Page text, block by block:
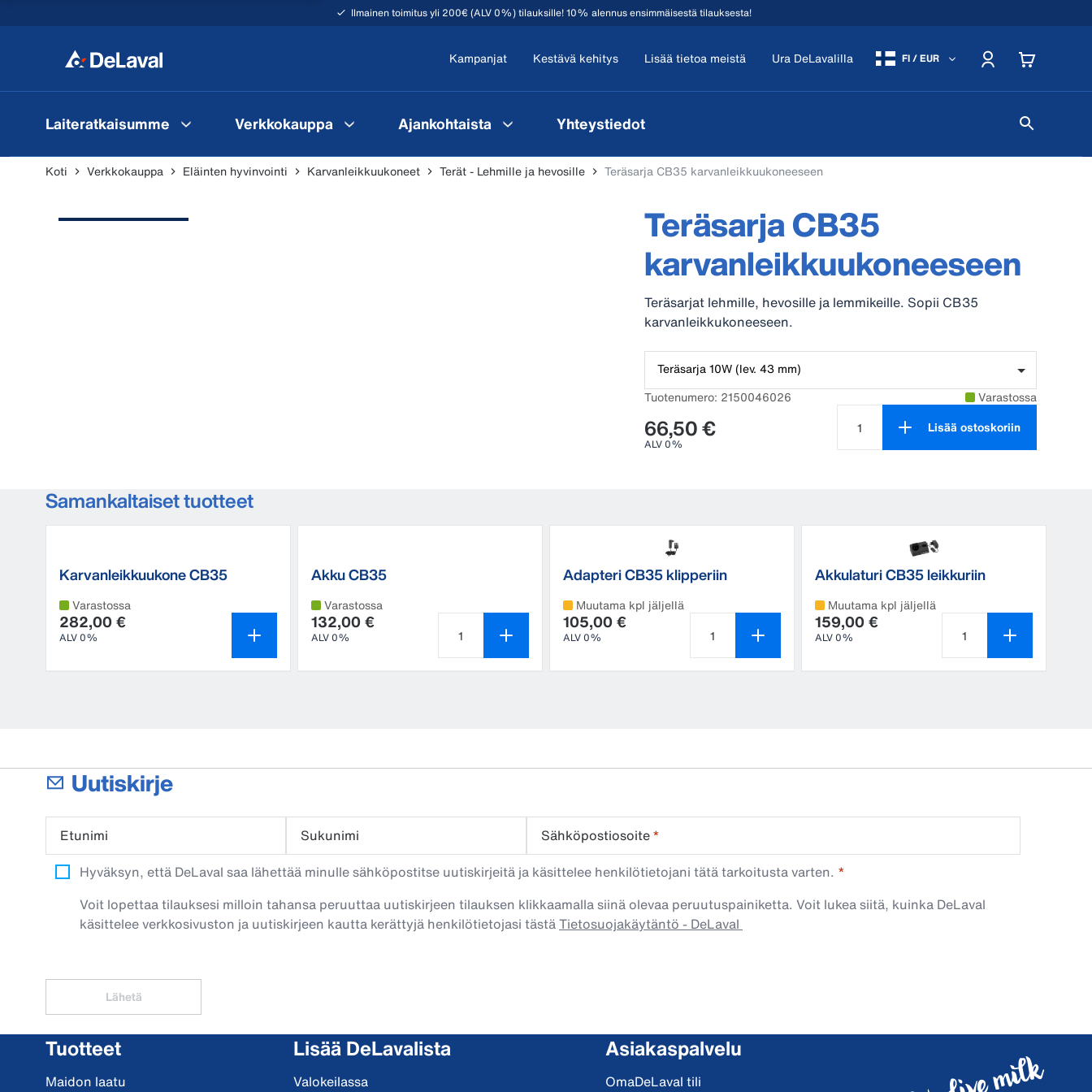
Ilmainen toimitus yli 200€ (ALV 0%) tilauksille! 10% alennus ensimmäisestä tilauksesta!
Kampanjat Kestävä kehitys Lisää tietoa meistä Ura DeLavalilla FI / EUR
Laiteratkaisumme Verkkokauppa Ajankohtaista Yhteystiedot
Koti Verkkokauppa Eläinten hyvinvointi Karvanleikkuukoneet Terät - Lehmille ja hevosille Teräsarja CB35 karvanleikkuukoneeseen
Teräsarja CB35
karvanleikkuukoneeseen
Teräsarjat lehmille, hevosille ja lemmikeille. Sopii CB35
karvanleikkukoneeseen.
Teräsarja 10W (lev. 43 mm)
Tuotenumero: 2150046026
Varastossa
66,50 €
ALV 0%
Lisää ostoskoriin
Samankaltaiset tuotteet
Karvanleikkuukone CB35
Varastossa
282,00 €
ALV 0%
Akku CB35
Varastossa
132,00 €
ALV 0%
Tuotteen määrä on 1
Adapteri CB35 klipperiin
Muutama kpl jäljellä
105,00 €
ALV 0%
Tuotteen määrä on 1
Akkulaturi CB35 leikkuriin
Muutama kpl jäljellä
159,00 €
ALV 0%
Tuotteen määrä on 1
Uutiskirje
Etunimi Sukunimi Sähköpostiosoite*
Hyväksyn, että DeLaval saa lähettää minulle sähköpostitse uutiskirjeitä ja käsittelee henkilötietojani tätä tarkoitusta varten.
Voit lopettaa tilauksesi milloin tahansa peruuttaa uutiskirjeen tilauksen klikkaamalla siinä olevaa peruutuspainiketta. Voit lukea siitä, kuinka DeLaval
käsittelee verkkosivuston ja uutiskirjeen kautta kerättyjä henkilötietojasi tästäTietosuojakäytäntö - DeLaval
Lähetä
Tuotteet
Maidon laatu
Lisää DeLavalista
Valokeilassa
Asiakaspalvelu
OmaDeLaval tili